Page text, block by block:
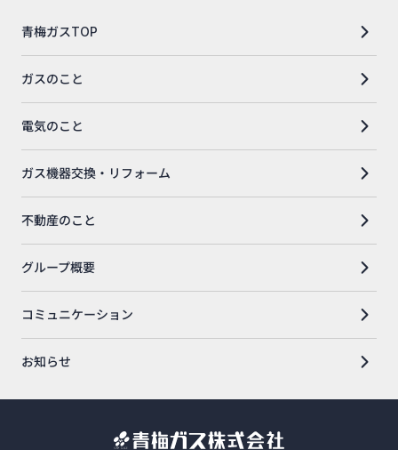
青梅ガスTOP
ガスのこと
電気のこと
ガス機器交換・リフォーム
不動産のこと
グループ概要
コミュニケーション
お知らせ